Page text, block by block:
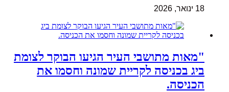
18 ינואר, 2026
"מאות מתושבי העיר הגיעו הבוקר לצומת
ביג בכניסה לקריית שמונה וחסמו את
הכניסה.